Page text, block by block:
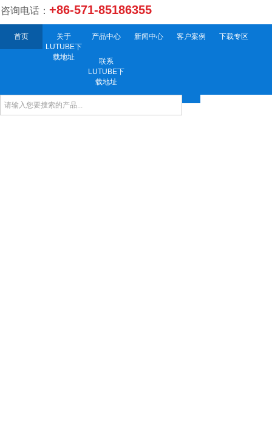
咨询电话： +86-571-85186355
首页
关于
LUTUBE下
载地址
产品中心 新闻中心 客户案例 下载专区
联系
LUTUBE下
载地址